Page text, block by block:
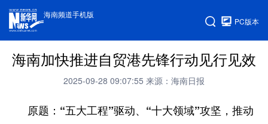
海南频道手机版
PC版本
海南加快推进自贸港先锋行动见行见效
2025-09-28 09:07:55 来源：海南日报
原题：“五大工程”驱动、“十大领域”攻坚，推动